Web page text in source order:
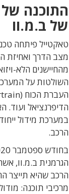
התוכנה
של ב.מ.וו
טאקטייל פיתחה
מצב הדרך ואחיזת
מהחיישנים הלא-
השולטות על
העברת הכוח (
הדיפרנציאל
במערכת מידול
הרכב.
הגרמנית ב.מ.וו,
הרכב שהיא תייצר
מרכיבי תוכנה: